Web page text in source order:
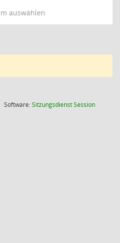
auswählen
Software:SitzungsdienstSession(Wird in